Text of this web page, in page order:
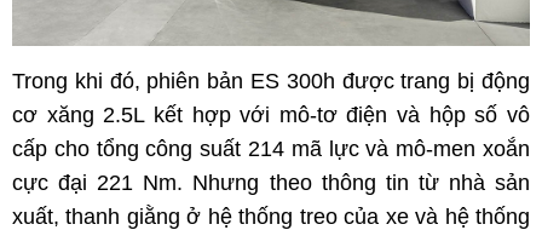
Trong khi đó, phiên bản ES 300h được trang bị động
cơ xăng 2.5L kết hợp với mô-tơ điện và hộp số vô
cấp cho tổng công suất 214 mã lực và mô-men xoắn
cực đại 221 Nm. Nhưng theo thông tin từ nhà sản
xuất, thanh giằng ở hệ thống treo của xe và hệ thống